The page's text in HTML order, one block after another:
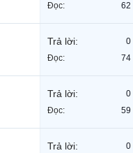
Đọc:
62
Trả lời:
0
Đọc:
74
Trả lời:
0
Đọc:
59
Trả lời:
0